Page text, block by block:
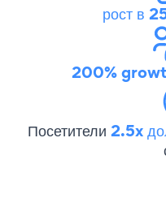
рост в
200%
Посетители 2.5x